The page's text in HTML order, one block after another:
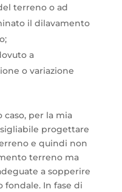
terreno o ad
il dilavamento
a
o variazione
per la mia
progettare
e quindi non
terreno ma
a sopperire
fondale. In fase di